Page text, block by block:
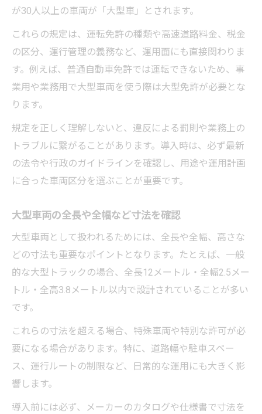
が30人以上の車両が「大型車」とされます。
これらの規定は、運転免許の種類や高速道路料金、税金
の区分、運行管理の義務など、運用面にも直接関わりま
す。例えば、普通自動車免許では運転できないため、事
業用や業務用で大型車両を使う際は大型免許が必要とな
ります。
規定を正しく理解しないと、違反による罰則や業務上の
トラブルに繋がることがあります。導入時は、必ず最新
の法令や行政のガイドラインを確認し、用途や運用計画
に合った車両区分を選ぶことが重要です。
大型車両の全長や全幅など寸法を確認
大型車両として扱われるためには、全長や全幅、高さな
どの寸法も重要なポイントとなります。たとえば、一般
的な大型トラックの場合、全長12メートル・全幅2.5メー
トル・全高3.8メートル以内で設計されていることが多い
です。
これらの寸法を超える場合、特殊車両や特別な許可が必
要になる場合があります。特に、道路幅や駐車スペー
ス、運行ルートの制限など、日常的な運用にも大きく影
響します。
導入前には必ず、メーカーのカタログや仕様書で寸法を